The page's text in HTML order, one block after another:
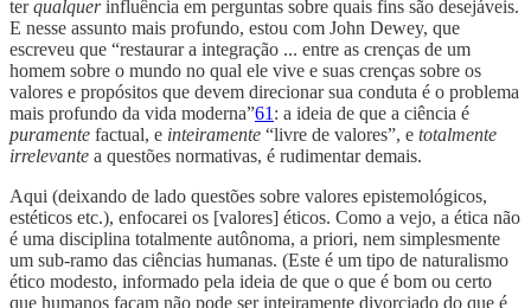
terqualquerinfluência em perguntas sobre quais fins são desejáveis.
E nesse assunto mais profundo, estou com John Dewey, que
escreveu que “restaurar a integração ... entre as crenças de um
homem sobre o mundo no qual ele vive e suas crenças sobre os
valores e propósitos que devem direcionar sua conduta é o problema
mais profundo da vida moderna”61 : a ideia de que a ciência é
puramente factual, e inteiramente “livre de valores”, e totalmente
irrelevante a questões normativas, é rudimentar demais.
Aqui (deixando de lado questões sobre valores epistemológicos,
estéticos etc.), enfocarei os [valores] éticos. Como a vejo, a ética não
é uma disciplina totalmente autônoma, a priori, nem simplesmente
um sub-ramo das ciências humanas. (Este é um tipo de naturalismo
ético modesto, informado pela ideia de que o que é bom ou certo
que humanos façam não pode ser inteiramente divorciado do que é